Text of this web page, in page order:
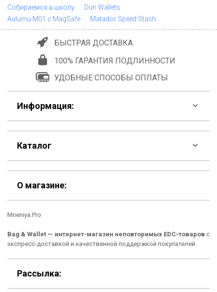
Собираемся в школу
Dun Wallets
Aulumu M01 с MagSafe
Matador Speed Stash
БЫСТРАЯ ДОСТАВКА
100% ГАРАНТИЯ ПОДЛИННОСТИ
УДОБНЫЕ СПОСОБЫ ОПЛАТЫ
Информация:
F.A.Q
Контакты
Шоурум
Материалы
Подарочные сертификаты
О нас
Каталог
Скидки
Кошельки
Рюкзаки
Сумки
О магазине:
Mneniya.Pro
Bag & Wallet — интернет-магазин неповторимых EDC-товаров с
экспресс-доставкой и качественной поддержкой покупателей.
Рассылка: